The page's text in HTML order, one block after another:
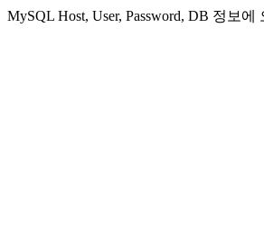
MySQL Host, User, Password, DB 정보